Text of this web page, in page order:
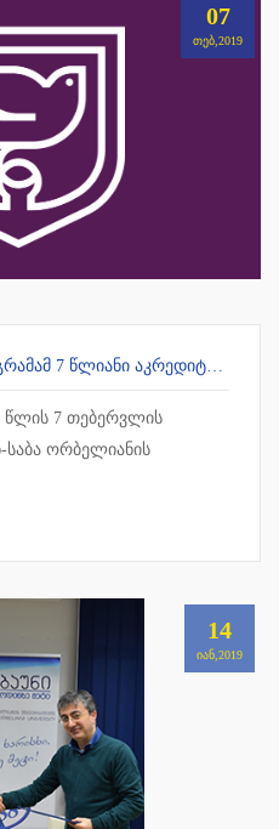
07
ᲗᲔᲑ,2019
ᲡᲐᲑᲐᲣᲜᲘᲡ ᲡᲐᲛᲐᲠᲗᲚᲘᲡ ᲞᲠᲝᲒᲠᲐᲛᲐᲛ 7 ᲬᲚᲘᲐᲜᲘ ᲐᲙᲠᲔᲓᲘᲢᲐᲪᲘᲐ ᲛᲘᲘᲦᲝ
წლის 7 თებერვლის
ორბელიანის
სამაგისტრო პროგრამამ 7
მიიღო !!!
14
ᲘᲐᲜ,2019